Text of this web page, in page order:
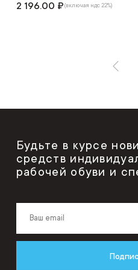
2 196.00 ₽(включая ндс 22%)
Будьте в курсе
средств
рабочей обуви и